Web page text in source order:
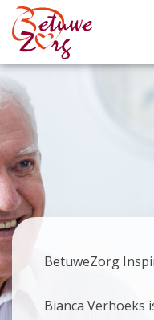
BetuweZorg
Bianca Verhoeks